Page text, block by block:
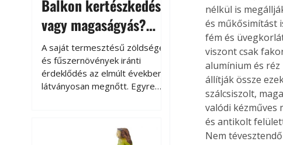
Balkon kertészkedés
vagy magaságyás?
Helytakarékos
kertészkedés
A saját termesztésű zöldségek
és fűszernövények iránti
érdeklődés az elmúlt években
látványosan megnőtt. Egyre
kertészkedés sokak számára
nélkül is
és műkősimítást
fém és
viszont csak
alumínium és réz
állítják össze
szálcsiszolt,
valódi kézműves
és antikolt
Nem